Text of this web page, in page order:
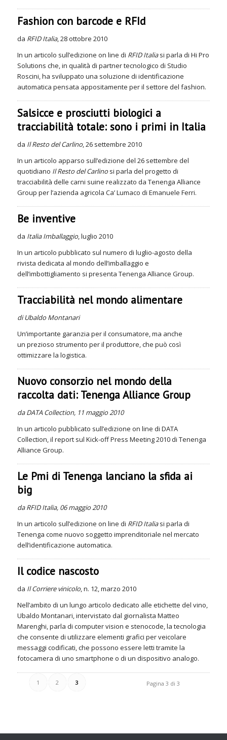
Fashion con barcode e RFId
da RFID Italia, 28 ottobre 2010
In un articolo sull’edizione on line di RFID Italiasi parla di Hi Pro
Solutions che, in qualità di partner tecnologico di Studio
Roscini, ha sviluppato una soluzione di identificazione
automatica pensata appositamente per il settore del fashion.
Salsicce e prosciutti biologici a
tracciabilità totale: sono i primi in Italia
da Il Resto del Carlino, 26 settembre 2010
In un articolo apparso sull’edizione del 26 settembre del
quotidiano Il Resto del Carlinosi parla del progetto di
tracciabilità delle carni suine realizzato da Tenenga Alliance
Group per l’azienda agricola Ca’ Lumaco di Emanuele Ferri.
Be inventive
da Italia Imballaggio, luglio 2010
In un articolo pubblicato sul numero di luglio-agosto della
rivista dedicata al mondo dell’imballaggio e
dell’imbottigliamento si presenta Tenenga Alliance Group.
Tracciabilità nel mondo alimentare
di Ubaldo Montanari
Un’importante garanzia per il consumatore, ma anche
un prezioso strumento per il produttore, che può così
ottimizzare la logistica.
Nuovo consorzio nel mondo della
raccolta dati: Tenenga Alliance Group
da DATA Collection, 11 maggio 2010
In un articolo pubblicato sull’edizione on line di DATA
Collection, il report sul Kick-off Press Meeting 2010 di Tenenga
Alliance Group.
Le Pmi di Tenenga lanciano la sfida ai
big
da RFID Italia, 06 maggio 2010
In un articolo sull’edizione on line di RFID Italiasi parla di
Tenenga come nuovo soggetto imprenditoriale nel mercato
dell’identificazione automatica.
Il codice nascosto
da Il Corriere vinicolo, n. 12, marzo 2010
Nell’ambito di un lungo articolo dedicato alle etichette del vino,
Ubaldo Montanari, intervistato dal giornalista Matteo
Marenghi, parla di computer vision e stenocode, la tecnologia
che consente di utilizzare elementi grafici per veicolare
messaggi codificati, che possono essere letti tramite la
fotocamera di uno smartphone o di un dispositivo analogo.
Pagina 3 di 3
1 2 3